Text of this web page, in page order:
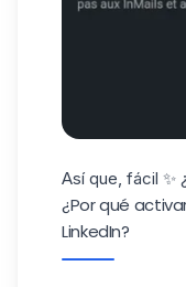
Así que, fácil ✨
¿Por qué
LinkedIn?